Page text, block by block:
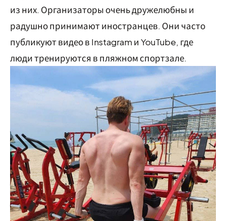
из них. Организаторы очень дружелюбны и
радушно принимают иностранцев. Они часто
публикуют видео в Instagram и YouTube, где
люди тренируются в пляжном спортзале.